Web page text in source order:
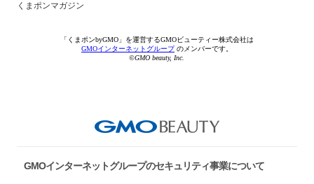
くまポンマガジン
「くまポンbyGMO」を運営するGMOビューティー株式会社は
GMOインターネットグループのメンバーです。
©GMO beauty, Inc.
GMOインターネットグループのセキュリティ事業について